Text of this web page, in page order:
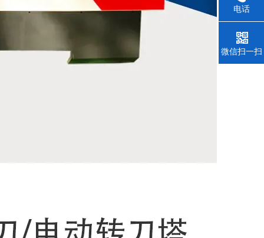
电话
微信扫一扫